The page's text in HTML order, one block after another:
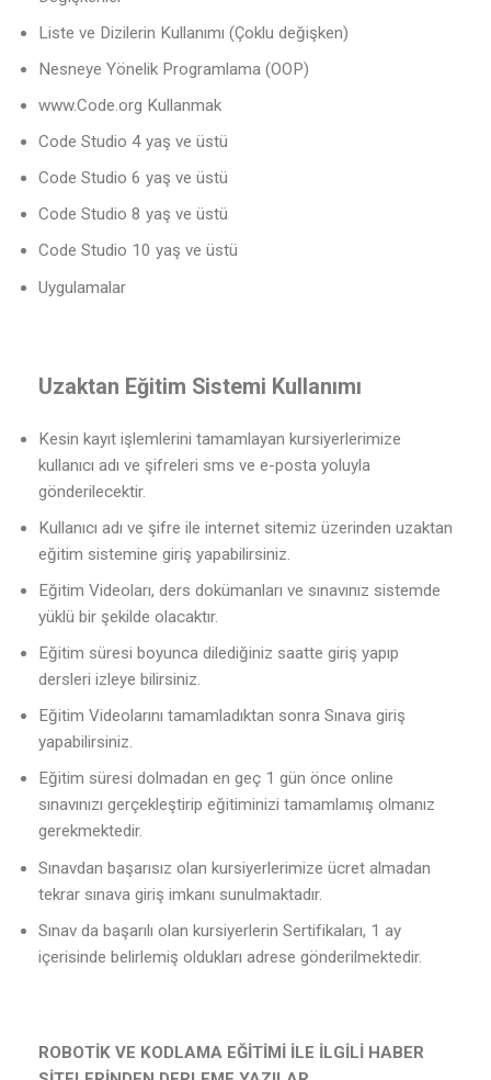
Liste ve Dizilerin Kullanımı (Çoklu değişken)
Nesneye Yönelik Programlama (OOP)
www.Code.org Kullanmak
Code Studio 4 yaş ve üstü
Code Studio 6 yaş ve üstü
Code Studio 8 yaş ve üstü
Code Studio 10 yaş ve üstü
Uygulamalar
Uzaktan Eğitim Sistemi Kullanımı
Kesin kayıt işlemlerini tamamlayan kursiyerlerimize
kullanıcı adı ve şifreleri sms ve e-posta yoluyla
gönderilecektir.
Kullanıcı adı ve şifre ile internet sitemiz üzerinden uzaktan
eğitim sistemine giriş yapabilirsiniz.
Eğitim Videoları, ders dokümanları ve sınavınız sistemde
yüklü bir şekilde olacaktır.
Eğitim süresi boyunca dilediğiniz saatte giriş yapıp
dersleri izleye bilirsiniz.
Eğitim Videolarını tamamladıktan sonra Sınava giriş
yapabilirsiniz.
Eğitim süresi dolmadan en geç 1 gün önce online
sınavınızı gerçekleştirip eğitiminizi tamamlamış olmanız
gerekmektedir.
Sınavdan başarısız olan kursiyerlerimize ücret almadan
tekrar sınava giriş imkanı sunulmaktadır.
Sınav da başarılı olan kursiyerlerin Sertifikaları, 1 ay
içerisinde belirlemiş oldukları adrese gönderilmektedir.
ROBOTİK VE KODLAMA EĞİTİMİ İLE İLGİLİ HABER